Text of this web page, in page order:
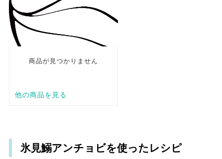
氷見鰯アンチョビを使ったレシピ